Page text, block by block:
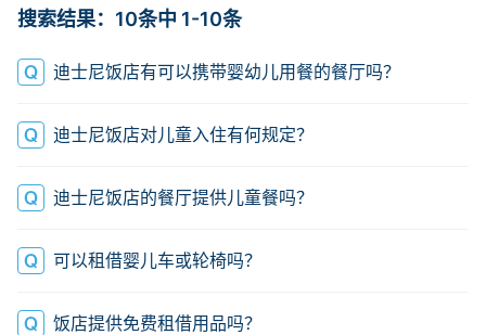
搜索结果：10条中 1-10条
迪士尼饭店有可以携带婴幼儿用餐的餐厅吗？
迪士尼饭店对儿童入住有何规定？
迪士尼饭店的餐厅提供儿童餐吗？
可以租借婴儿车或轮椅吗？
饭店提供免费租借用品吗？